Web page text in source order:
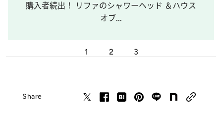
購入者続出！ リファのシャワーヘッド ＆ハウス
オブ...
1 2 3
Share